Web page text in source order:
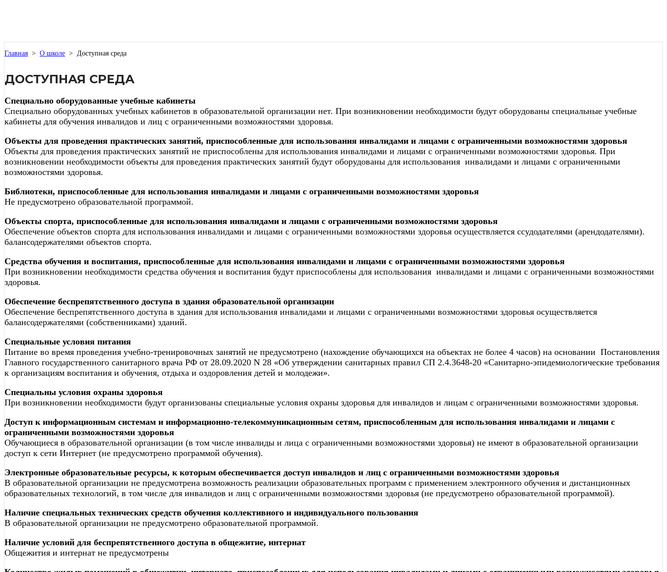
Главная > О школе > Доступная среда
ДОСТУПНАЯ СРЕДА
Специально оборудованные учебные кабинеты
Специально оборудованных учебных кабинетов в образовательной организации нет. При возникновении необходимости будут оборудованы специальные учебные
кабинеты для обучения инвалидов и лиц с ограниченными возможностями здоровья.
Объекты для проведения практических занятий, приспособленные для использования инвалидами и лицами с ограниченными возможностями здоровья
Объекты для проведения практических занятий не приспособлены для использования инвалидами и лицами с ограниченными возможностями здоровья. При
возникновении необходимости объекты для проведения практических занятий будут оборудованы для использования инвалидами и лицами с ограниченными
возможностями здоровья.
Библиотеки, приспособленные для использования инвалидами и лицами с ограниченными возможностями здоровья
Не предусмотрено образовательной программой.
Объекты спорта, приспособленные для использования инвалидами и лицами с ограниченными возможностями здоровья
Обеспечение объектов спорта для использования инвалидами и лицами с ограниченными возможностями здоровья осуществляется ссудодателями (арендодателями).
балансодержателями объектов спорта.
Средства обучения и воспитания, приспособленные для использования инвалидами и лицами с ограниченными возможностями здоровья
При возникновении необходимости средства обучения и воспитания будут приспособлены для использования инвалидами и лицами с ограниченными возможностями
здоровья.
Обеспечение беспрепятственного доступа в здания образовательной организации
Обеспечение беспрепятственного доступа в здания для использования инвалидами и лицами с ограниченными возможностями здоровья осуществляется
балансодержателями (собственниками) зданий.
Специальные условия питания
Питание во время проведения учебно-тренировочных занятий не предусмотрено (нахождение обучающихся на объектах не более 4 часов) на основании Постановления
Главного государственного санитарного врача РФ от 28.09.2020 N 28 «Об утверждении санитарных правил СП 2.4.3648-20 «Санитарно-эпидемиологические требования
к организациям воспитания и обучения, отдыха и оздоровления детей и молодежи».
Специальны условия охраны здоровья
При возникновении необходимости будут организованы специальные условия охраны здоровья для инвалидов и лицам с ограниченными возможностями здоровья.
Доступ к информационным системам и информационно-телекоммуникационным сетям, приспособленным для использования инвалидами и лицами с
ограниченными возможностями здоровья
Обучающиеся в образовательной организации (в том числе инвалиды и лица с ограниченными возможностями здоровья) не имеют в образовательной организации
доступ к сети Интернет (не предусмотрено программой обучения).
Электронные образовательные ресурсы, к которым обеспечивается доступ инвалидов и лиц с ограниченными возможностями здоровья
В образовательной организации не предусмотрена возможность реализации образовательных программ с применением электронного обучения и дистанционных
образовательных технологий, в том числе для инвалидов и лиц с ограниченными возможностями здоровья (не предусмотрено образовательной программой).
Наличие специальных технических средств обучения коллективного и индивидуального пользования
В образовательной организации не предусмотрено образовательной программой.
Наличие условий для беспрепятственного доступа в общежитие, интернат
Общежития и интернат не предусмотрены